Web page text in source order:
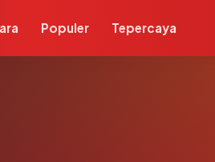
Populer Tepercaya